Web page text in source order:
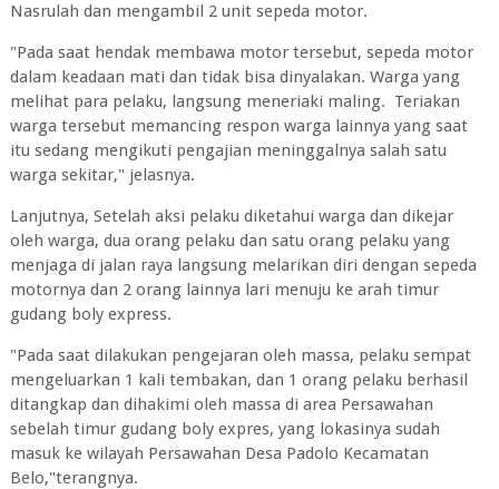
Nasrulah dan mengambil 2 unit sepeda motor.
"Pada saat hendak membawa motor tersebut, sepeda motor
dalam keadaan mati dan tidak bisa dinyalakan. Warga yang
melihat para pelaku, langsung meneriaki maling. Teriakan
warga tersebut memancing respon warga lainnya yang saat
itu sedang mengikuti pengajian meninggalnya salah satu
warga sekitar," jelasnya.
Lanjutnya, Setelah aksi pelaku diketahui warga dan dikejar
oleh warga, dua orang pelaku dan satu orang pelaku yang
menjaga di jalan raya langsung melarikan diri dengan sepeda
motornya dan 2 orang lainnya lari menuju ke arah timur
gudang boly express.
"Pada saat dilakukan pengejaran oleh massa, pelaku sempat
mengeluarkan 1 kali tembakan, dan 1 orang pelaku berhasil
ditangkap dan dihakimi oleh massa di area Persawahan
sebelah timur gudang boly expres, yang lokasinya sudah
masuk ke wilayah Persawahan Desa Padolo Kecamatan
Belo,"terangnya.